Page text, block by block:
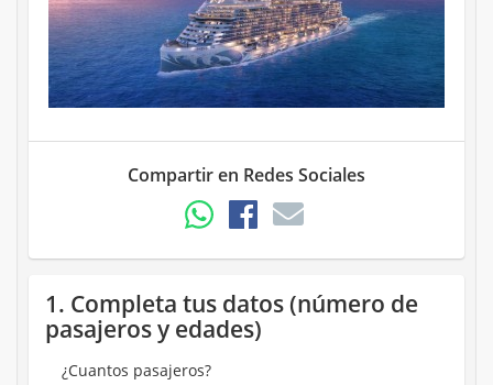
Compartir en Redes Sociales
1. Completa tus datos (número de
pasajeros y edades)
¿Cuantos pasajeros?